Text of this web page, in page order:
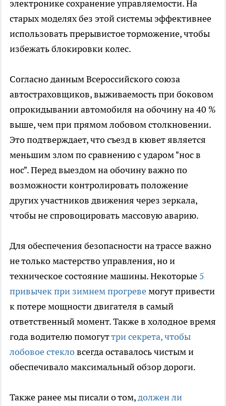
электронике сохранение управляемости. На
старых моделях без этой системы эффективнее
использовать прерывистое торможение, чтобы
избежать блокировки колес.
Согласно данным Всероссийского союза
автостраховщиков, выживаемость при боковом
опрокидывании автомобиля на обочину на 40 %
выше, чем при прямом лобовом столкновении.
Это подтверждает, что съезд в кювет является
меньшим злом по сравнению с ударом "нос в
нос". Перед выездом на обочину важно по
возможности контролировать положение
других участников движения через зеркала,
чтобы не спровоцировать массовую аварию.
Для обеспечения безопасности на трассе важно
не только мастерство управления, но и
техническое состояние машины. Некоторые 5
привычек при зимнем прогревемогут привести
к потере мощности двигателя в самый
ответственный момент. Также в холодное время
года водителю помогуттри секрета, чтобы
лобовое стекловсегда оставалось чистым и
обеспечивало максимальный обзор дороги.
Также ранее мы писали о том,должен ли